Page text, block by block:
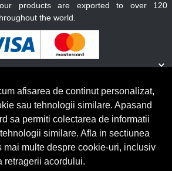
our products are exported to over 120
the world.
Lumilux. Toate drepturile rezervate.
afisarea de continut personalizat,
sau tehnologii similare. Apasand
sa permiti colectarea de informatii
similare. Afla in sectiunea
mai multe despre cookie-uri, inclusiv
retragerii acordului.